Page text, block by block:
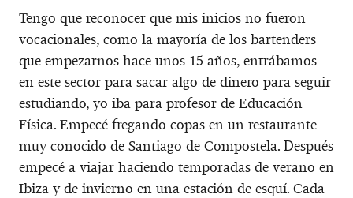
Tengo que reconocer que mis inicios no fueron
vocacionales, como la mayoría de los bartenders
que empezarnos hace unos 15 años, entrábamos
en este sector para sacar algo de dinero para seguir
estudiando, yo iba para profesor de Educación
Física. Empecé fregando copas en un restaurante
muy conocido de Santiago de Compostela. Después
empecé a viajar haciendo temporadas de verano en
Ibiza y de invierno en una estación de esquí. Cada